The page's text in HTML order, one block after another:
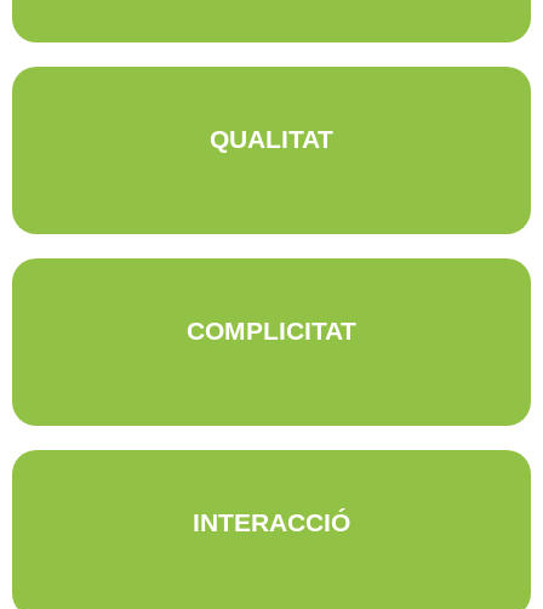
QUALITAT
les activitats, així com l'adequació a les edats i característiques dels
COMPLICITAT
facilita l'estada i aquests no perden protagonisme, podent assumir un rol
INTERACCIÓ
imprescindible per a que l'experiència del viatge sigui complerta.